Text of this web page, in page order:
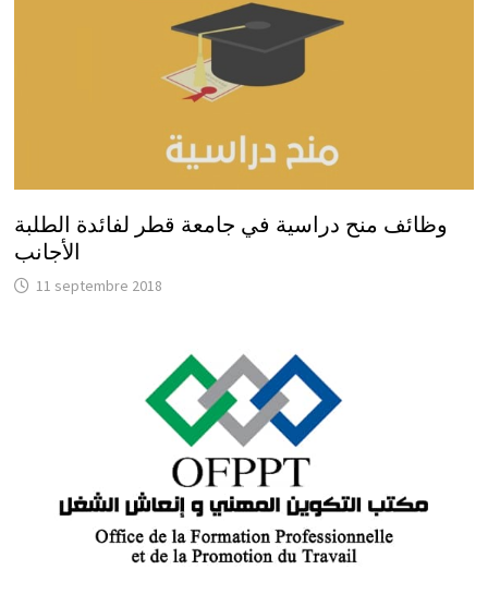
وظائف منح دراسية في جامعة قطر لفائدة الطلبة
الأجانب
11 septembre 2018